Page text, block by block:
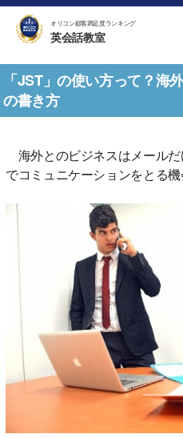
オリコン顧客満足度ランキング
英会話教室
「JST」の使い方って？海
の書き方
海外とのビジネスはメール
でコミュニケーションをとる機